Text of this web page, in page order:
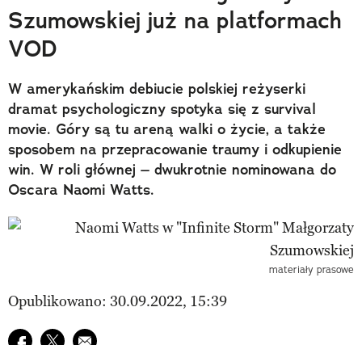
Szumowskiej już na platformach
VOD
W amerykańskim debiucie polskiej reżyserki
dramat psychologiczny spotyka się z survival
movie. Góry są tu areną walki o życie, a także
sposobem na przepracowanie traumy i odkupienie
win. W roli głównej – dwukrotnie nominowana do
Oscara Naomi Watts.
materiały prasowe
Opublikowano: 30.09.2022, 15:39
Udostępnij na facebook
Udostępnij na twitter
E-mail do przyjaciela